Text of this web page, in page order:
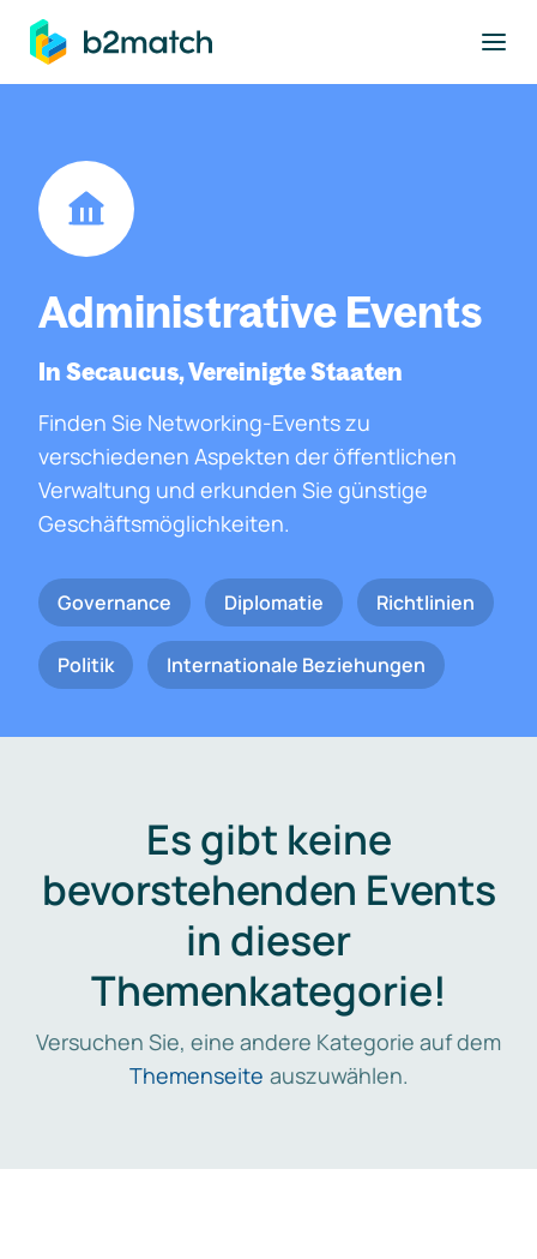
springen
Administrative Events
In Secaucus, Vereinigte Staaten
Finden Sie Networking-Events zu
verschiedenen Aspekten der öffentlichen
Verwaltung und erkunden Sie günstige
Geschäftsmöglichkeiten.
Governance Diplomatie Richtlinien
Politik Internationale Beziehungen
Es gibt keine
bevorstehenden Events
in dieser
Themenkategorie!
Versuchen Sie, eine andere Kategorie auf dem
Themenseite auszuwählen.